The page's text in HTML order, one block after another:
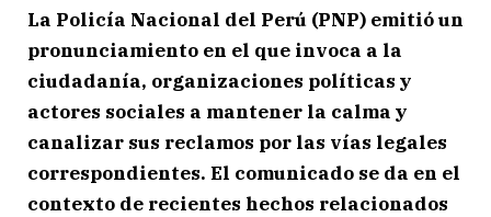
La Policía Nacional del Perú (PNP) emitió un
pronunciamiento en el que invoca a la
ciudadanía, organizaciones políticas y
actores sociales a mantener la calma y
canalizar sus reclamos por las vías legales
correspondientes. El comunicado se da en el
contexto de recientes hechos relacionados